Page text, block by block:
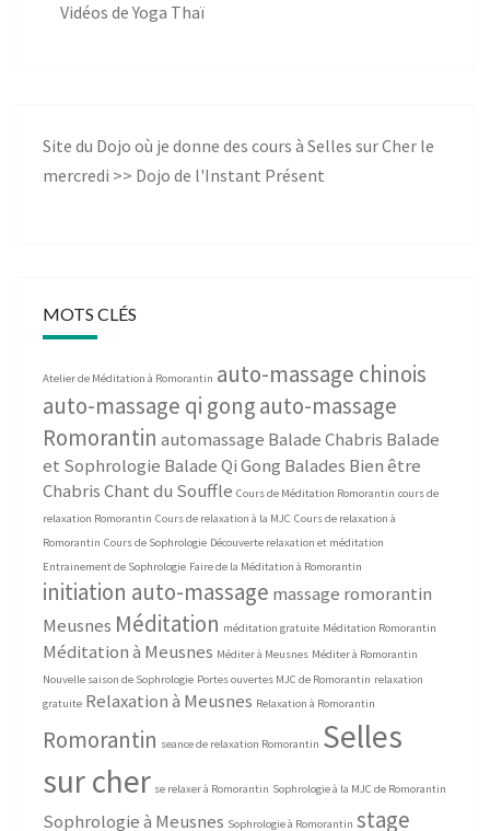
Vidéos de Yoga Thaï
Site du Dojo où je donne des cours à Selles sur Cher le
mercredi >> Dojo de l'Instant Présent
MOTS CLÉS
Atelier de Méditation à Romorantin auto-massage chinois
auto-massage qi gongauto-massage
Romorantin automassage Balade Chabris Balade
et Sophrologie Balade Qi Gong Balades Bien être
ChabrisChant du Souffle Cours de Méditation Romorantin cours de
relaxation Romorantin Cours de relaxation à la MJC Cours de relaxation à
Romorantin Cours de Sophrologie Découverte relaxation et méditation
Entrainement de Sophrologie Faire de la Méditation à Romorantin
initiation auto-massage massage romorantin
Meusnes Méditation méditation gratuite Méditation Romorantin
Méditation à Meusnes Méditer à Meusnes Méditer à Romorantin
Nouvelle saison de Sophrologie Portes ouvertes MJC de Romorantin relaxation
gratuite Relaxation à Meusnes Relaxation à Romorantin
Romorantin seance de relaxation Romorantin Selles
sur cher se relaxer à Romorantin Sophrologie à la MJC de Romorantin
Sophrologie à Meusnes Sophrologie à Romorantin stage